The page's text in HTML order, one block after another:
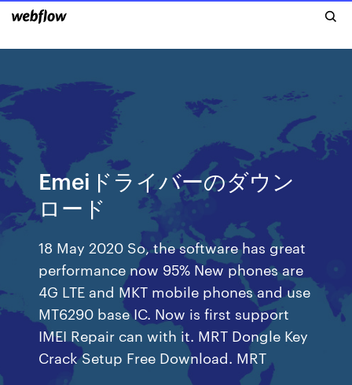
Emeiドライバーのダウン
ロード
18 May 2020 So, the software has great
performance now 95% New phones are
4G LTE and MKT mobile phones and use
MT6290 base IC. Now is first support
IMEI Repair can with it. MRT Dongle Key
Crack Setup Free Download. MRT